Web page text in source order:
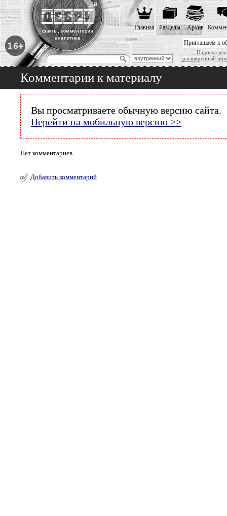
Приглашаем к
Надоела
расширенный
Главная Разделы Архив
Комментарии к материалу
Вы просматриваете обычную версию сайта.
Перейти на мобильную версию >>
Нет комментариев
Добавить комментарий